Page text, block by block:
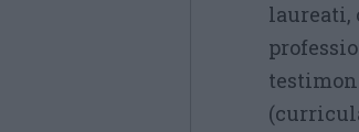
laureati,